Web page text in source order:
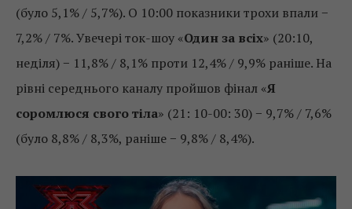
(було 5,1% / 5,7%). О 10:00 показники трохи впали −
7,2% / 7%. Увечері ток-шоу «Один за всіх» (20:10,
неділя) − 11,8% / 8,1% проти 12,4% / 9,9% раніше. На
рівні середнього каналу пройшов фінал «Я
соромлюся свого тіла» (21: 10-00: 30) − 9,7% / 7,6%
(було 8,8% / 8,3%, раніше − 9,8% / 8,4%).